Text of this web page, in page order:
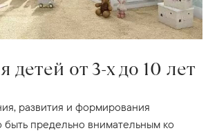
детей от 3-х до 10 лет
развития и формирования
быть предельно внимательным ко